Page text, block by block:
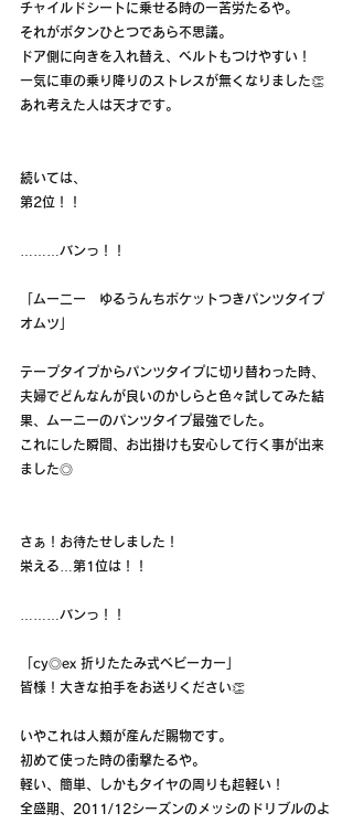
チャイルドシートに乗せる時の一苦労たるや。
それがボタンひとつであら不思議。
ドア側に向きを入れ替え、ベルトもつけやすい！
一気に車の乗り降りのストレスが無くなりました👏
あれ考えた人は天才です。
続いては、
第2位！！
………バンっ！！
「ムー二ー　ゆるうんちポケットつきパンツタイプ
オムツ」
テープタイプからパンツタイプに切り替わった時、
夫婦でどんなんが良いのかしらと色々試してみた結
果、ムーニーのパンツタイプ最強でした。
これにした瞬間、お出掛けも安心して行く事が出来
ました◎
さぁ！お待たせしました！
栄える…第1位は！！
………バンっ！！
「cy◎ex 折りたたみ式ベビーカー」
皆様！大きな拍手をお送りください👏
いやこれは人類が産んだ賜物です。
初めて使った時の衝撃たるや。
軽い、簡単、しかもタイヤの周りも超軽い！
全盛期、2011/12シーズンのメッシのドリブルのよ